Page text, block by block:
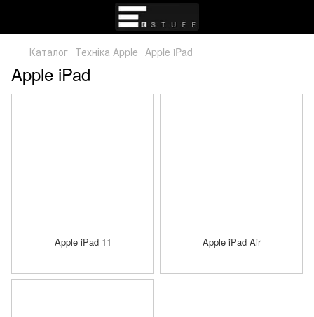
Каталог Техніка Apple Apple iPad
Apple iPad
Apple iPad 11 Apple iPad Air